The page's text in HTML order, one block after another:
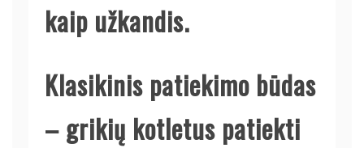
kaip užkandis.
Klasikinis patiekimo būdas
– grikių kotletus patiekti